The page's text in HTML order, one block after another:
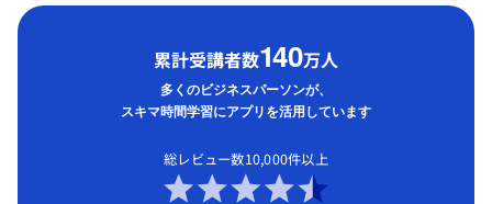
累計受講者数140万人
多くのビジネスパーソンが、
スキマ時間学習にアプリを活用しています
総レビュー数10,000件以上